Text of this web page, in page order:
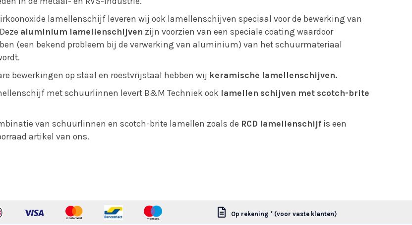
lamellenschijf leveren wij ook lamellenschijven speciaal voor de bewerking van
aluminium lamellenschijven zijn voorzien van een speciale coating waardoor
(een bekend probleem bij de verwerking van aluminium) van het schuurmateriaal
bewerkingen op staal en roestvrijstaal hebben wij keramische lamellenschijven.
met schuurlinnen levert B&M Techniek ook lamellen schijven met scotch-brite
van schuurlinnen en scotch-brite lamellen zoals de RCD lamellenschijfis een
artikel van ons.
Op rekening * (voor vaste klanten)